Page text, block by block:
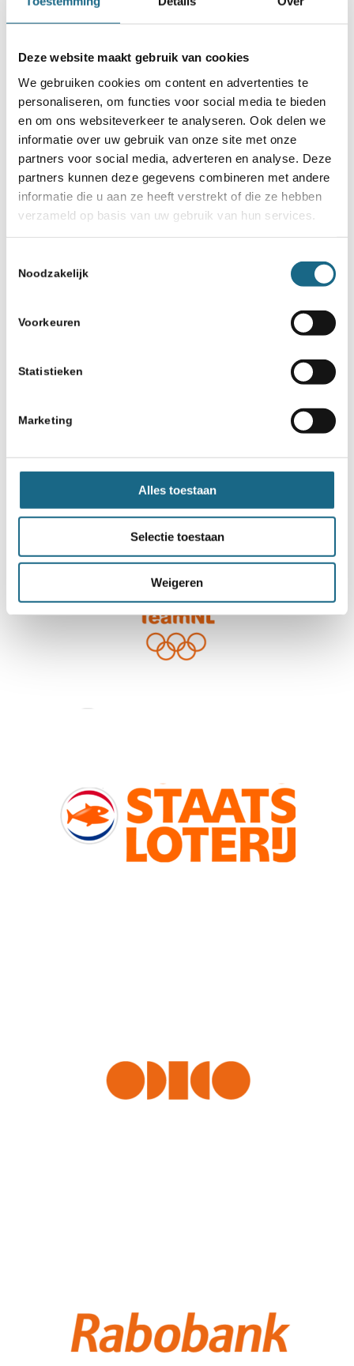
Deze website maakt gebruik van cookies
We gebruiken cookies om content en advertenties te
personaliseren, om functies voor social media te bieden
en om ons websiteverkeer te analyseren. Ook delen we
informatie over uw gebruik van onze site met onze
partners voor social media, adverteren en analyse. Deze
partners kunnen deze gegevens combineren met andere
informatie die u aan ze heeft verstrekt of die ze hebben
verzameld op basis van uw gebruik van hun services.
Noodzakelijk
Voorkeuren
Statistieken
Marketing
Alles toestaan
Selectie toestaan
Weigeren
Deel dit stuk